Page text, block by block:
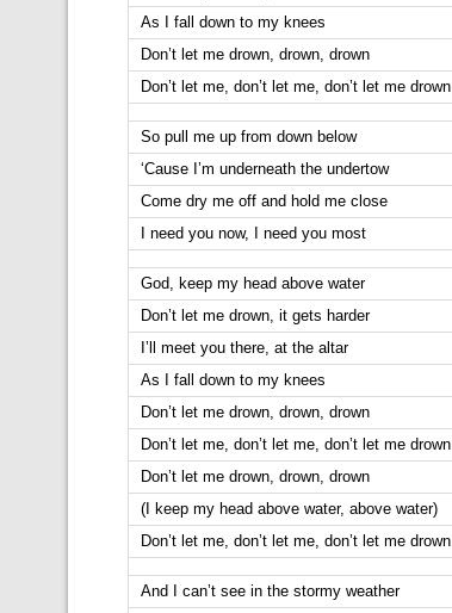
As I fall down to my knees
Don’t let me drown, drown, drown
Don’t let me, don’t let me, don’t let me drown
So pull me up from down below
‘Cause I’m underneath the undertow
Come dry me off and hold me close
I need you now, I need you most
God, keep my head above water
Don’t let me drown, it gets harder
I’ll meet you there, at the altar
As I fall down to my knees
Don’t let me drown, drown, drown
Don’t let me, don’t let me, don’t let me drown
Don’t let me drown, drown, drown
(I keep my head above water, above water)
Don’t let me, don’t let me, don’t let me drown
And I can’t see in the stormy weather